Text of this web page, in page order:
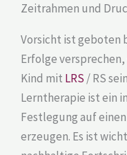
Zeitrahmen und
Vorsicht ist geboten
Erfolge versprechen,
Kind mit LRS/ RS
Lerntherapie ist ein
Festlegung auf
erzeugen. Es ist